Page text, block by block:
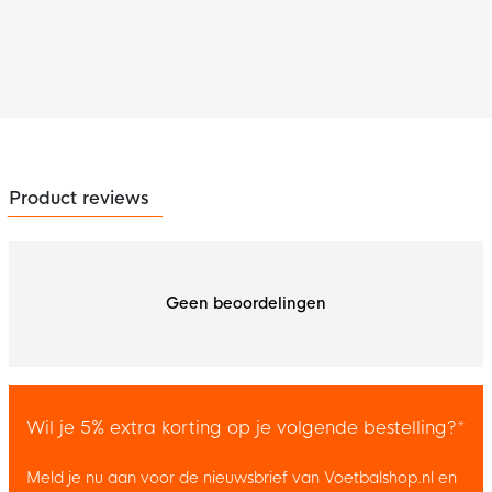
Product reviews
Geen beoordelingen
Wil je 5% extra korting op je volgende bestelling?*
Meld je nu aan voor de nieuwsbrief van Voetbalshop.nl en